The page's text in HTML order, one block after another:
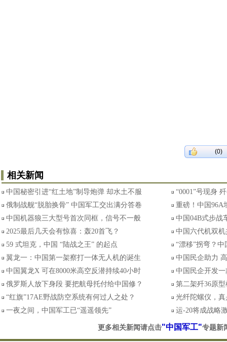
(0)
相关新闻
中国秘密引进“红土地”制导炮弹 却水土不服
“0001”号现身
俄制战舰“脱胎换骨” 中国军工交出满分答卷
重磅！中国96A
中国机器狼三大型号首次同框，信号不一般
中国04B式步战
2025最后几天会有惊喜：轰20首飞？
中国六代机双
59 式坦克，中国 “陆战之王” 的起点
“漂移”拐弯？
翼龙一：中国第一架察打一体无人机的诞生
中国民企助力
中国翼龙X 可在8000米高空反潜持续40小时
中国民企开发
俄罗斯人放下身段 要把航母托付给中国修？
第二架歼36原
“红旗”17AE野战防空系统有何过人之处？
光纤陀螺仪，真
一夜之间，中国军工已“遥遥领先”
运-20将成战略
更多相关新闻请点击"中国军工"专题新